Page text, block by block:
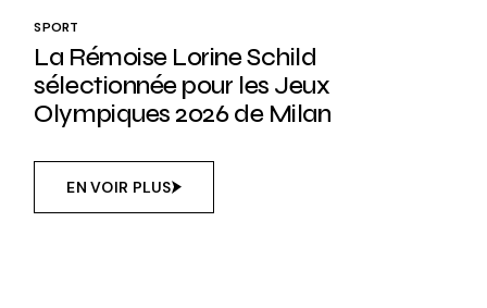
SPORT
La Rémoise Lorine Schild
sélectionnée pour les Jeux
Olympiques 2026 de Milan
EN VOIR PLUS